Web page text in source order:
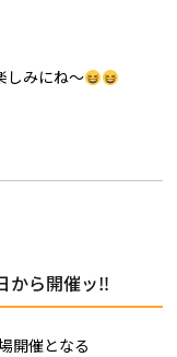
しみにね～
から開催ッ‼
開催となる